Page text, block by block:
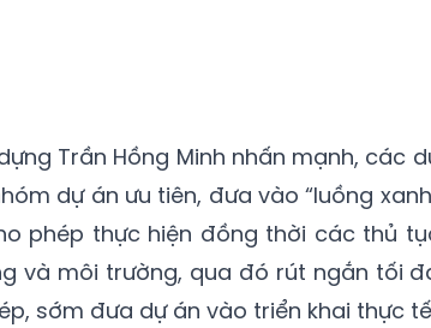
Trần Hồng Minh nhấn mạnh, các
dự án ưu tiên, đưa vào “luồng
phép thực hiện đồng thời các thủ
và môi trường, qua đó rút ngắn tối
sớm đưa dự án vào triển khai thực